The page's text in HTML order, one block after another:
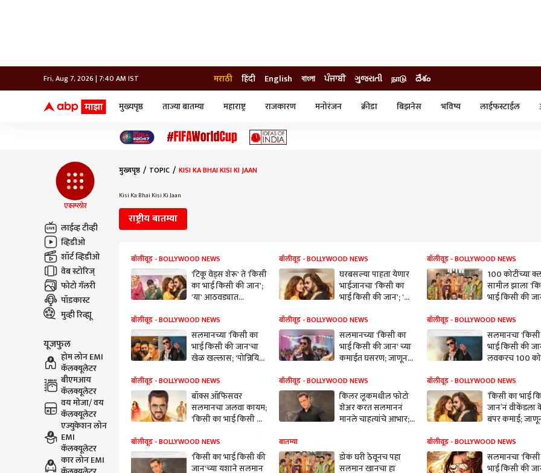
Fri, Aug 7, 2026 | 7:40 AM IST मराठी हिंदी English বাংলা ਪੰਜਾਬੀ ગુજરાતી நாடு దేశం
मुख्यपृष्ठ ताज्या बातम्या महाराष्ट्र राजकारण मनोरंजन क्रीडा बिझनेस भविष्य लाईफस्टाईल
कोल्हापूर
नवी मुंबई
अहमदनगर
अकोला
एक्स्प्लोर
लाईव्ह टीव्ही
व्हिडीओ
शॉर्ट व्हिडीओ
वेब स्टोरिज्
फोटो गॅलरी
पॉडकास्ट
मुव्ही रिव्ह्यू
यूजफुल
होम लोन EMI
कॅलक्यूलेटर
बीएमआय
कॅलक्यूलेटर
वय मोजा/ वय
कॅलक्यूलेटर
एज्युकेशन लोन
EMI
कॅलक्यूलेटर
कार लोन EMI
मुख्यपृष्ठ TOPIC KISI KA BHAI KISI KI JAAN
Kisi Ka Bhai Kisi Ki Jaan
राष्ट्रीय बातम्या
बॉलीवूड - BOLLYWOOD NEWS
'टिकू वेड्स शेरू' ते 'किसी
का भाई किसी की जान';
'या' आठवड्यात
मिळणार मनोरंजनाची
मेजवानी
बॉलीवूड - BOLLYWOOD NEWS
घरबसल्या पाहता येणार
भाईजानचा 'किसी का
भाई किसी की जान'; 'या'
चित्रपट होणार रिलीज
बॉलीवूड - BOLLYWOOD NEWS
100 कोटींच्या
सामील झाला
भाई किसी की
दहा दिवसात केली
कमाई
बॉलीवूड - BOLLYWOOD NEWS
सलमानच्या 'किसी का
भाई किसी की जान'चा
खेळ खल्लास; 'पोन्नियिन
पहिल्या दिवशी कमावले
फक्त 32 कोटी
बॉलीवूड - BOLLYWOOD NEWS
सलमानच्या 'किसी का
भाई किसी की जान' च्या
कमाईत घसरण; जाणून
कलेक्शन
बॉलीवूड - BOLLYWOOD NEWS
सलमानचा
भाई किसी की
लवकरच 100
घ्या पाच दिवसांचं
ऑफिस
बॉलीवूड - BOLLYWOOD NEWS
बॉक्स ऑफिसवर
सलमानचा जलवा कायम;
'किसी का भाई किसी की
केली एवढी कमाई
बॉलीवूड - BOLLYWOOD NEWS
किलर लूकमधील फोटो
शेअर करत सलमाननं
मानले चाहत्यांचे आभार;
बॉलीवूड - BOLLYWOOD NEWS
‘किसी का भाई
जान’नं वीकेंडला
बंपर कमाई;
कलेक्शन
बॉलीवूड - BOLLYWOOD NEWS
'किसी का भाई किसी की
जान'च्या यशाने सलमान
बातम्या
डोकं घरी ठेवूनच पहा
सलमान खानचा हा
बॉलीवूड - BOLLYWOOD NEWS
सलमानचा
भाई किसी की